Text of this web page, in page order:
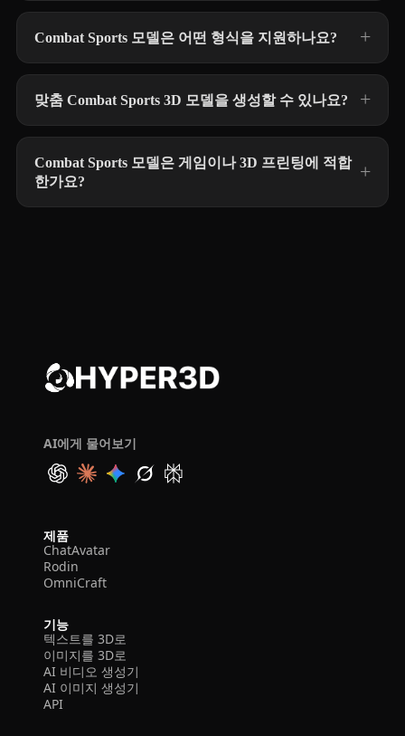
Combat Sports 모델은 어떤 형식을 지원하나요?
맞춤 Combat Sports 3D 모델을 생성할 수 있나요?
Combat Sports 모델은 게임이나 3D 프린팅에 적합
한가요?
AI에게 물어보기
제품
ChatAvatar
Rodin
OmniCraft
기능
텍스트를 3D로
이미지를 3D로
AI 비디오 생성기
AI 이미지 생성기
API